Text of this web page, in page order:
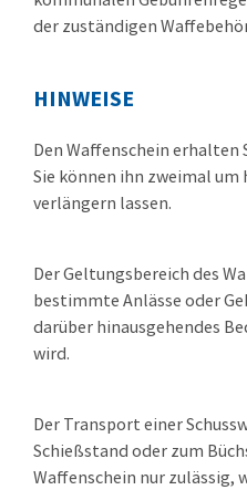
der zuständigen
HINWEISE
Den Waffenschein erhalten
Sie können ihn zweimal um
verlängern lassen.
Der Geltungsbereich des
bestimmte Anlässe oder
darüber hinausgehendes
wird.
Der Transport einer
Schießstand oder zum
Waffenschein nur zulässig,